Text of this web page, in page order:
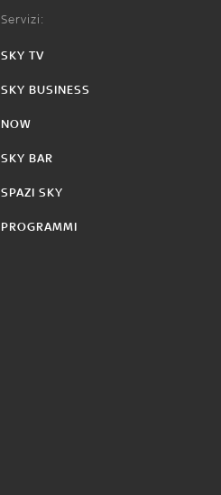
Servizi:
SKY TV
SKY BUSINESS
NOW
SKY BAR
SPAZI SKY
PROGRAMMI